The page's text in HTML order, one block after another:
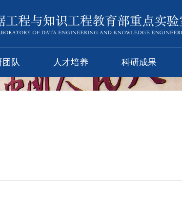
团队 人才培养 科研成果